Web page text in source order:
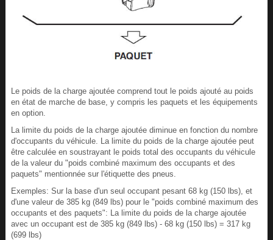
Le poids de la charge ajoutée comprend tout le poids ajouté au poids
en état de marche de base, y compris les paquets et les équipements
en option.
La limite du poids de la charge ajoutée diminue en fonction du nombre
d'occupants du véhicule. La limite du poids de la charge ajoutée peut
être calculée en soustrayant le poids total des occupants du véhicule
de la valeur du "poids combiné maximum des occupants et des
paquets" mentionnée sur l'étiquette des pneus.
Exemples: Sur la base d'un seul occupant pesant 68 kg (150 lbs), et
d'une valeur de 385 kg (849 lbs) pour le "poids combiné maximum des
occupants et des paquets": La limite du poids de la charge ajoutée
avec un occupant est de 385 kg (849 lbs) - 68 kg (150 lbs) = 317 kg
(699 lbs)